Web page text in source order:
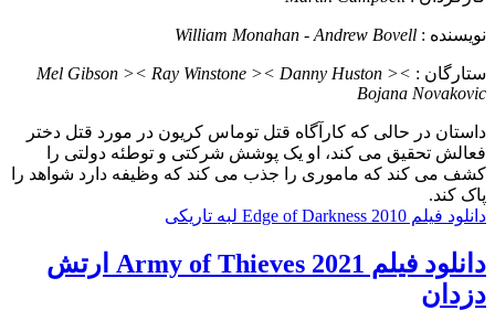
نویسنده : William Monahan - Andrew Bovell
ستارگان : Mel Gibson >< Ray Winstone >< Danny Huston ><
Bojana Novakovic
داستان در حالی که کارآگاه قتل توماس کریون در مورد قتل دختر
فعالش تحقیق می کند، او یک پوشش شرکتی و توطئه دولتی را
کشف می کند که ماموری را جذب می کند که وظیفه دارد شواهد را
پاک کند.
دانلود فیلم Edge of Darkness 2010 لبه تاریکی
دانلود فیلم Army of Thieves 2021 ارتش
دزدان